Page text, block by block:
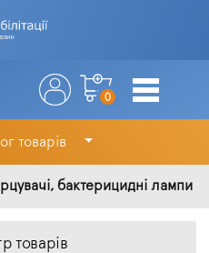
0
товарів
бактерицидні лампи
товарів